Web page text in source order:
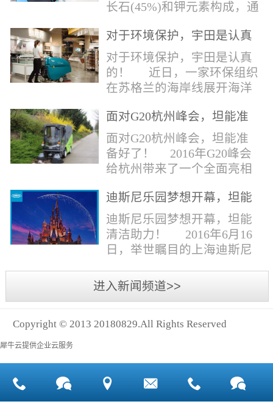
长石(45%)和钾元素构成，通
含有极少量的方解石，表面
能看出具有矿物颗粒的结晶
体，硬度比大理石硬，硬度
在6.5左右。维护比大理石容
染，花岗石的种类根据石英,
同。清洁公司花岗石晶面处
理技术方案有如下要点：
一、清洁设备、工具石材翻
新机、石材晶面处理机、吸
水吸尘器、吹风机、花岗
石...
对于环境保护，宇田是认真
的！
对于环境保护，宇田是认真
的！ 近日，一家环保组织
在苏格兰的海岸线展开海洋
洋塑料垃圾对英国海洋生物
所带来的影响。他们发现至
少有30个海滩存在塑料污染
的情况。 该组织发动当地
动中，希望以此提高公众对
理想中，大海...
面对G20杭州峰会，坦能准
备好了！
面对G20杭州峰会，坦能准
备好了！ 2016年G20峰会
给杭州带来了一个全面亮相
球国际组织和世界人民检阅
的一次大考。多国元首齐聚
杭州，在欣赏美丽西湖景色
的同事，第一印象就是杭州
览城是本次峰会举办的核心
区域，主要囊括了奥体中
心、国际博览中心、超高层
双塔酒店和地铁上盖物业，
迪斯尼乐园梦想开幕，坦能
清洁助力！
迪斯尼乐园梦想开幕，坦能
清洁助力！ 2016年6月16
日，举世瞩目的上海迪斯尼
奇想花园、探险岛、宝藏
湾、明日世界和梦幻世界，
开神秘面纱。根据迪斯尼官
球接待人数最多的迪斯尼乐
园！ 位于浦东新区川...
进入新闻频道>>
Copyright © 2013 20180829.All Rights Reserved
犀牛云提供企业云服务